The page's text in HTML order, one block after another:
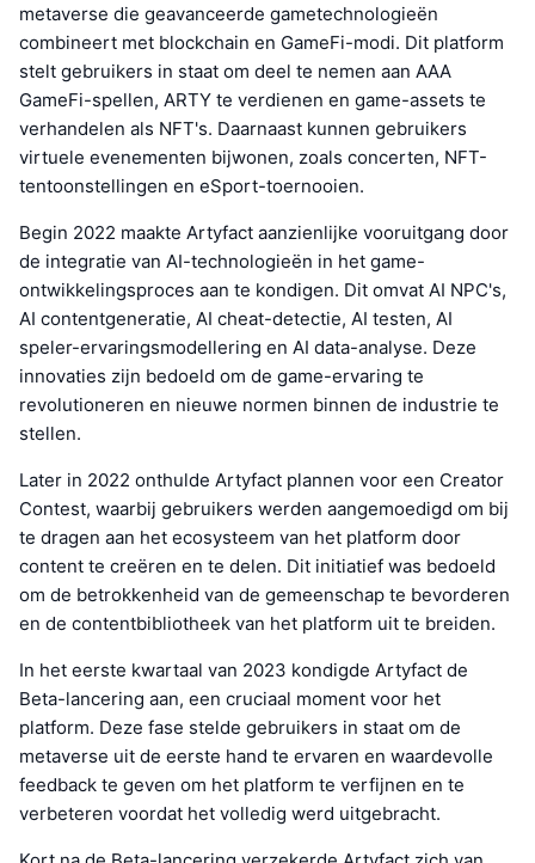
metaverse die geavanceerde gametechnologieën
combineert met blockchain en GameFi-modi. Dit platform
stelt gebruikers in staat om deel te nemen aan AAA
GameFi-spellen, ARTY te verdienen en game-assets te
verhandelen als NFT's. Daarnaast kunnen gebruikers
virtuele evenementen bijwonen, zoals concerten, NFT-
tentoonstellingen en eSport-toernooien.
Begin 2022 maakte Artyfact aanzienlijke vooruitgang door
de integratie van AI-technologieën in het game-
ontwikkelingsproces aan te kondigen. Dit omvat AI NPC's,
AI contentgeneratie, AI cheat-detectie, AI testen, AI
speler-ervaringsmodellering en AI data-analyse. Deze
innovaties zijn bedoeld om de game-ervaring te
revolutioneren en nieuwe normen binnen de industrie te
stellen.
Later in 2022 onthulde Artyfact plannen voor een Creator
Contest, waarbij gebruikers werden aangemoedigd om bij
te dragen aan het ecosysteem van het platform door
content te creëren en te delen. Dit initiatief was bedoeld
om de betrokkenheid van de gemeenschap te bevorderen
en de contentbibliotheek van het platform uit te breiden.
In het eerste kwartaal van 2023 kondigde Artyfact de
Beta-lancering aan, een cruciaal moment voor het
platform. Deze fase stelde gebruikers in staat om de
metaverse uit de eerste hand te ervaren en waardevolle
feedback te geven om het platform te verfijnen en te
verbeteren voordat het volledig werd uitgebracht.